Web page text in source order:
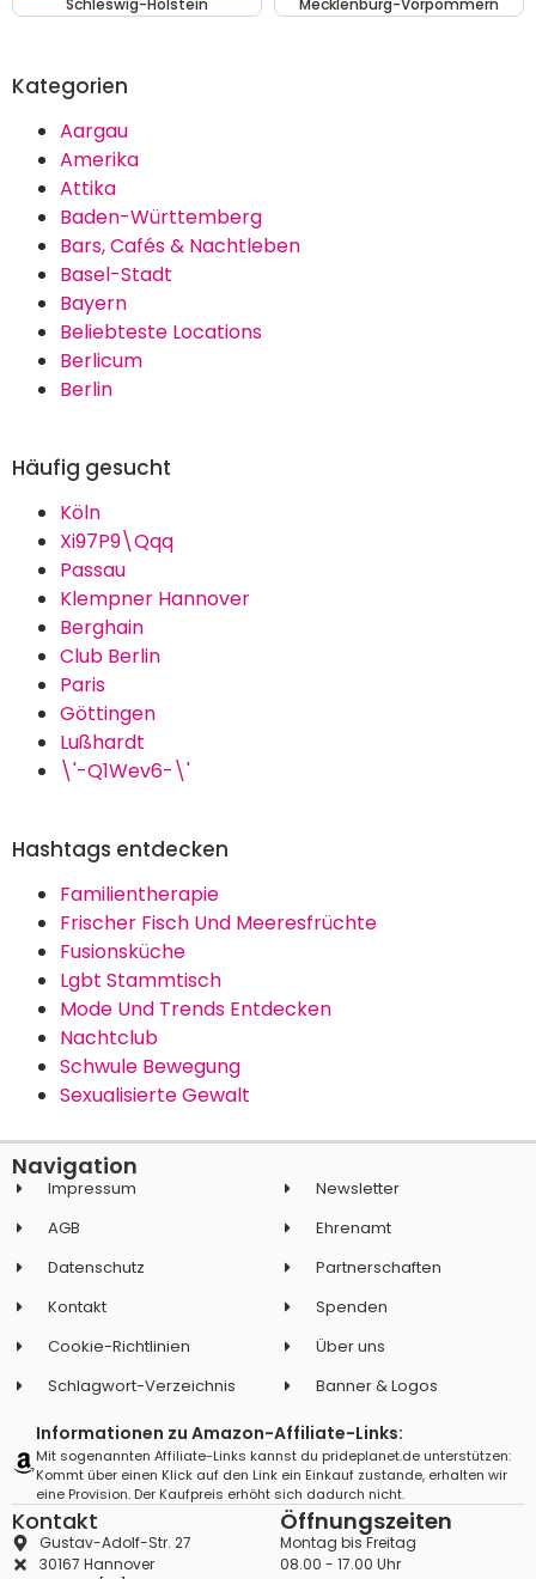
Schleswig-Holstein Mecklenburg-Vorpommern
Kategorien
Aargau
Amerika
Attika
Baden-Württemberg
Bars, Cafés & Nachtleben
Basel-Stadt
Bayern
Beliebteste Locations
Berlicum
Berlin
Häufig gesucht
Köln
Xi97P9\Qqq
Passau
Klempner Hannover
Berghain
Club Berlin
Paris
Göttingen
Lußhardt
\'-Q1Wev6-\'
Hashtags entdecken
Familientherapie
Frischer Fisch Und Meeresfrüchte
Fusionsküche
Lgbt Stammtisch
Mode Und Trends Entdecken
Nachtclub
Schwule Bewegung
Sexualisierte Gewalt
Navigation
Impressum
AGB
Datenschutz
Kontakt
Cookie-Richtlinien
Schlagwort-Verzeichnis
Newsletter
Ehrenamt
Partnerschaften
Spenden
Über uns
Banner & Logos
Informationen zu Amazon-Affiliate-Links:
Mit sogenannten Affiliate-Links kannst du prideplanet.de unterstützen:
Kommt über einen Klick auf den Link ein Einkauf zustande, erhalten wir
eine Provision. Der Kaufpreis erhöht sich dadurch nicht.
Kontakt
Gustav-Adolf-Str. 27
30167 Hannover
Öffnungszeiten
Montag bis Freitag
08.00 - 17.00 Uhr